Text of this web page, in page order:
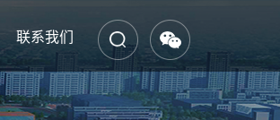
联系我们